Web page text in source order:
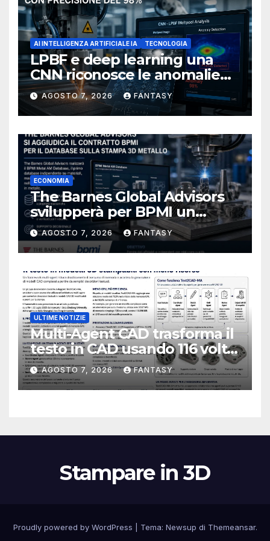
AI INTELLIGENZA ARTIFICIALE IA TECNOLOGIA
LPBF e deep learning una
CNN riconosce le anomalie
del bagno di fusione
AGOSTO 7, 2026 FANTASY
ECONOMIA
The Barnes Global Advisors
svilupperà per BPMI un
database per la stampa 3D
metallica destinata alla filiera
navale statunitense
AGOSTO 7, 2026 FANTASY
ULTIME NOTIZIE
Multi-Agent CAD trasforma il
testo in CAD usando 116 volte
meno token
AGOSTO 7, 2026 FANTASY
Stampare in 3D
Proudly powered by WordPress Tema: Newsup di Themeansar.